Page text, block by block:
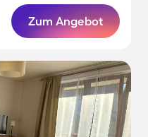
Zum Angebot